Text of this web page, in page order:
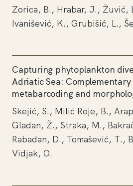
Zorica, B., Hrabar, J., Žuvić,
Ivanišević, K., Grubišić, L.,
Capturing phytoplankton
Adriatic Sea:
metabarcoding and
Skejić, S., Milić Roje, B.,
Gladan, Ž., Straka, M.,
Rabadan, D., Tomašević, T.,
Vidjak, O.